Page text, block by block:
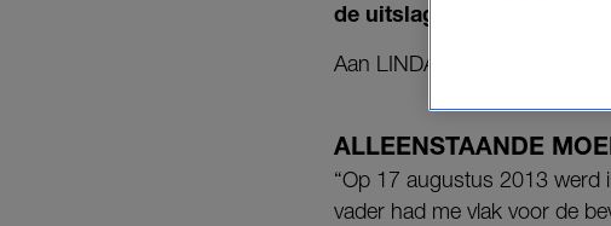
de uitslag hoort.
Aan LINDA. doet Anke haar
ALLEENSTAANDE
“Op 17 augustus 2013 werd
vader had me vlak voor de